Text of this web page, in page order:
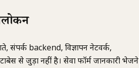
संपर्क backend, विज्ञापन नेटवर्क,
से जुड़ा नहीं है। सेवा फॉर्म जानकारी भेजने